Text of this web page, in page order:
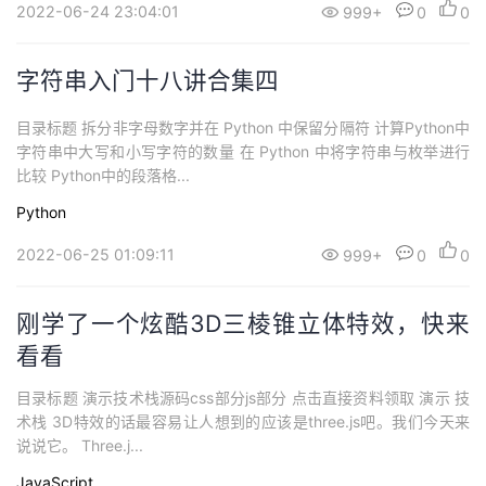
2022-06-24 23:04:01 999+ 0 0
字符串入门十八讲合集四
目录标题 拆分非字母数字并在 Python 中保留分隔符 计算Python中
字符串中大写和小写字符的数量 在 Python 中将字符串与枚举进行
比较 Python中的段落格...
Python
2022-06-25 01:09:11 999+ 0 0
刚学了一个炫酷3D三棱锥立体特效，快来
看看
目录标题 演示技术栈源码css部分js部分 点击直接资料领取 演示 技
术栈 3D特效的话最容易让人想到的应该是three.js吧。我们今天来
说说它。 Three.j...
JavaScript